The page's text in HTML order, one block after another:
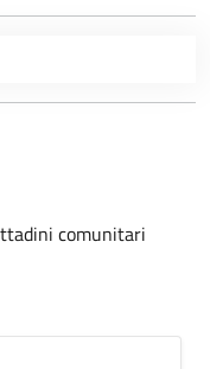
comunitari